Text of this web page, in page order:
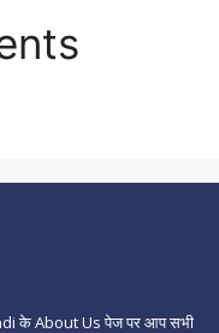
के About Us पेज पर आप सभी